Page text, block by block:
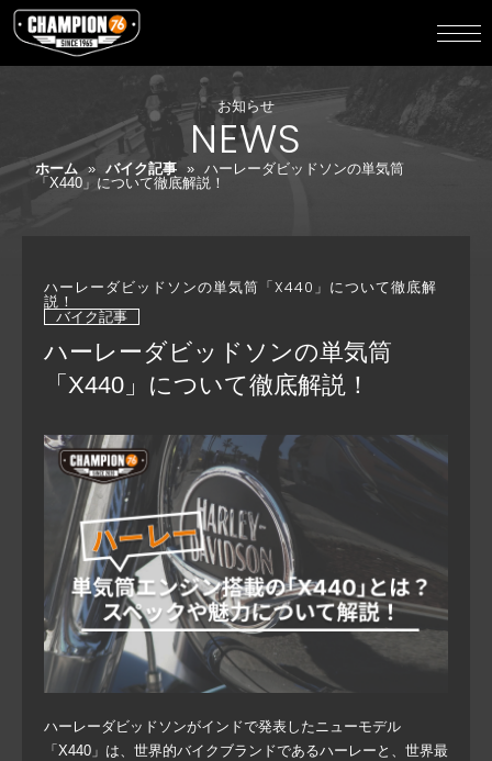
お知らせ
NEWS
ホーム » バイク記事 » ハーレーダビッドソンの単気筒
「X440」について徹底解説！
ハーレーダビッドソンの単気筒「X440」について徹底解
説！
バイク記事
ハーレーダビッドソンの単気筒
「X440」について徹底解説！
ハーレーダビッドソンがインドで発表したニューモデル
「X440」は、世界的バイクブランドであるハーレーと、世界最